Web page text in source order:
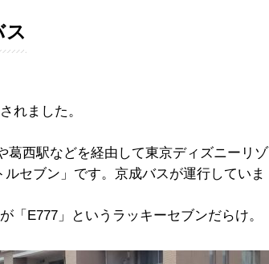
れました。
葛西駅などを経由して東京ディズニーリゾ
セブン」です。京成バスが運行していま
「E777」というラッキーセブンだらけ。